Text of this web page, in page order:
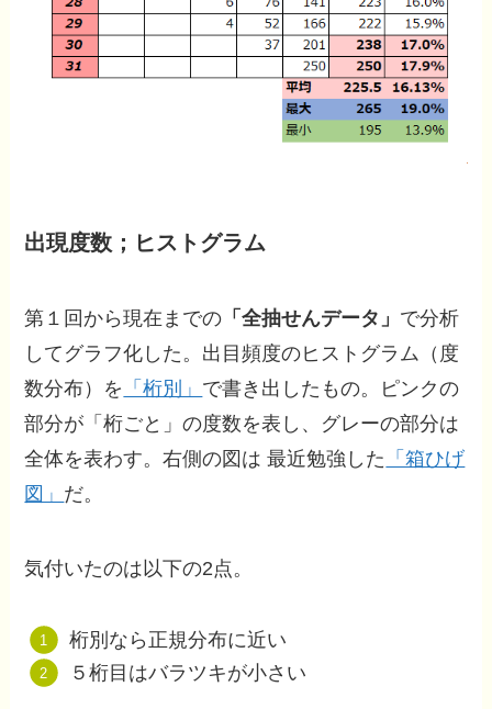
出現度数；ヒストグラム
第１回から現在までの 「全抽せんデータ」 で分析
してグラフ化した。出目頻度のヒストグラム（度
数分布）を 「桁別」 で書き出したもの。ピンクの
部分が「桁ごと」の度数を表し、グレーの部分は
全体を表わす。右側の図は 最近勉強した 「箱ひげ
図」 だ。
気付いたのは以下の2点。
桁別なら正規分布に近い
５桁目はバラツキが小さい